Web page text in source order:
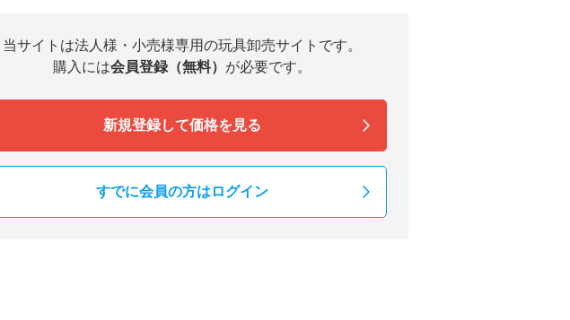
当サイトは法人様・小売様専用の玩具卸売サイトです。
購入には会員登録（無料） が必要です。
新規登録して価格を見る
すでに会員の方はログイン